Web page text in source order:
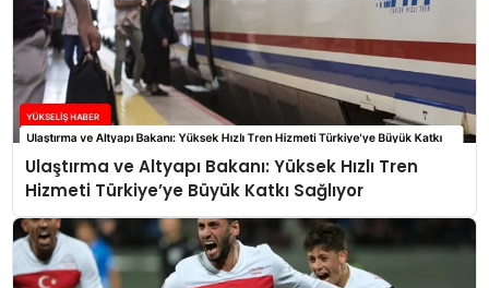
Ulaştırma ve Altyapı Bakanı: Yüksek Hızlı Tren
Hizmeti Türkiye’ye Büyük Katkı Sağlıyor